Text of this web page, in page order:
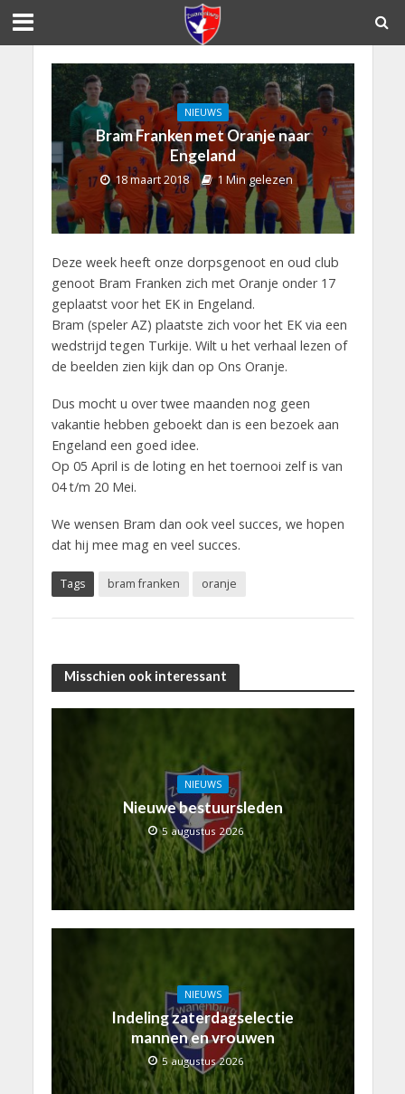
NIEUWS
Bram Franken met Oranje naar
Engeland
18 maart 2018 1 Min gelezen
Deze week heeft onze dorpsgenoot en oud club
genoot Bram Franken zich met Oranje onder 17
geplaatst voor het EK in Engeland.
Bram (speler AZ) plaatste zich voor het EK via een
wedstrijd tegen Turkije. Wilt u het verhaal lezen of
de beelden zien kijk dan op Ons Oranje.
Dus mocht u over twee maanden nog geen
vakantie hebben geboekt dan is een bezoek aan
Engeland een goed idee.
Op 05 April is de loting en het toernooi zelf is van
04 t/m 20 Mei.
We wensen Bram dan ook veel succes, we hopen
dat hij mee mag en veel succes.
Tags bram franken oranje
Misschien ook interessant
NIEUWS
Nieuwe bestuursleden
5 augustus 2026
NIEUWS
Indeling zaterdagselectie
mannen en vrouwen
5 augustus 2026